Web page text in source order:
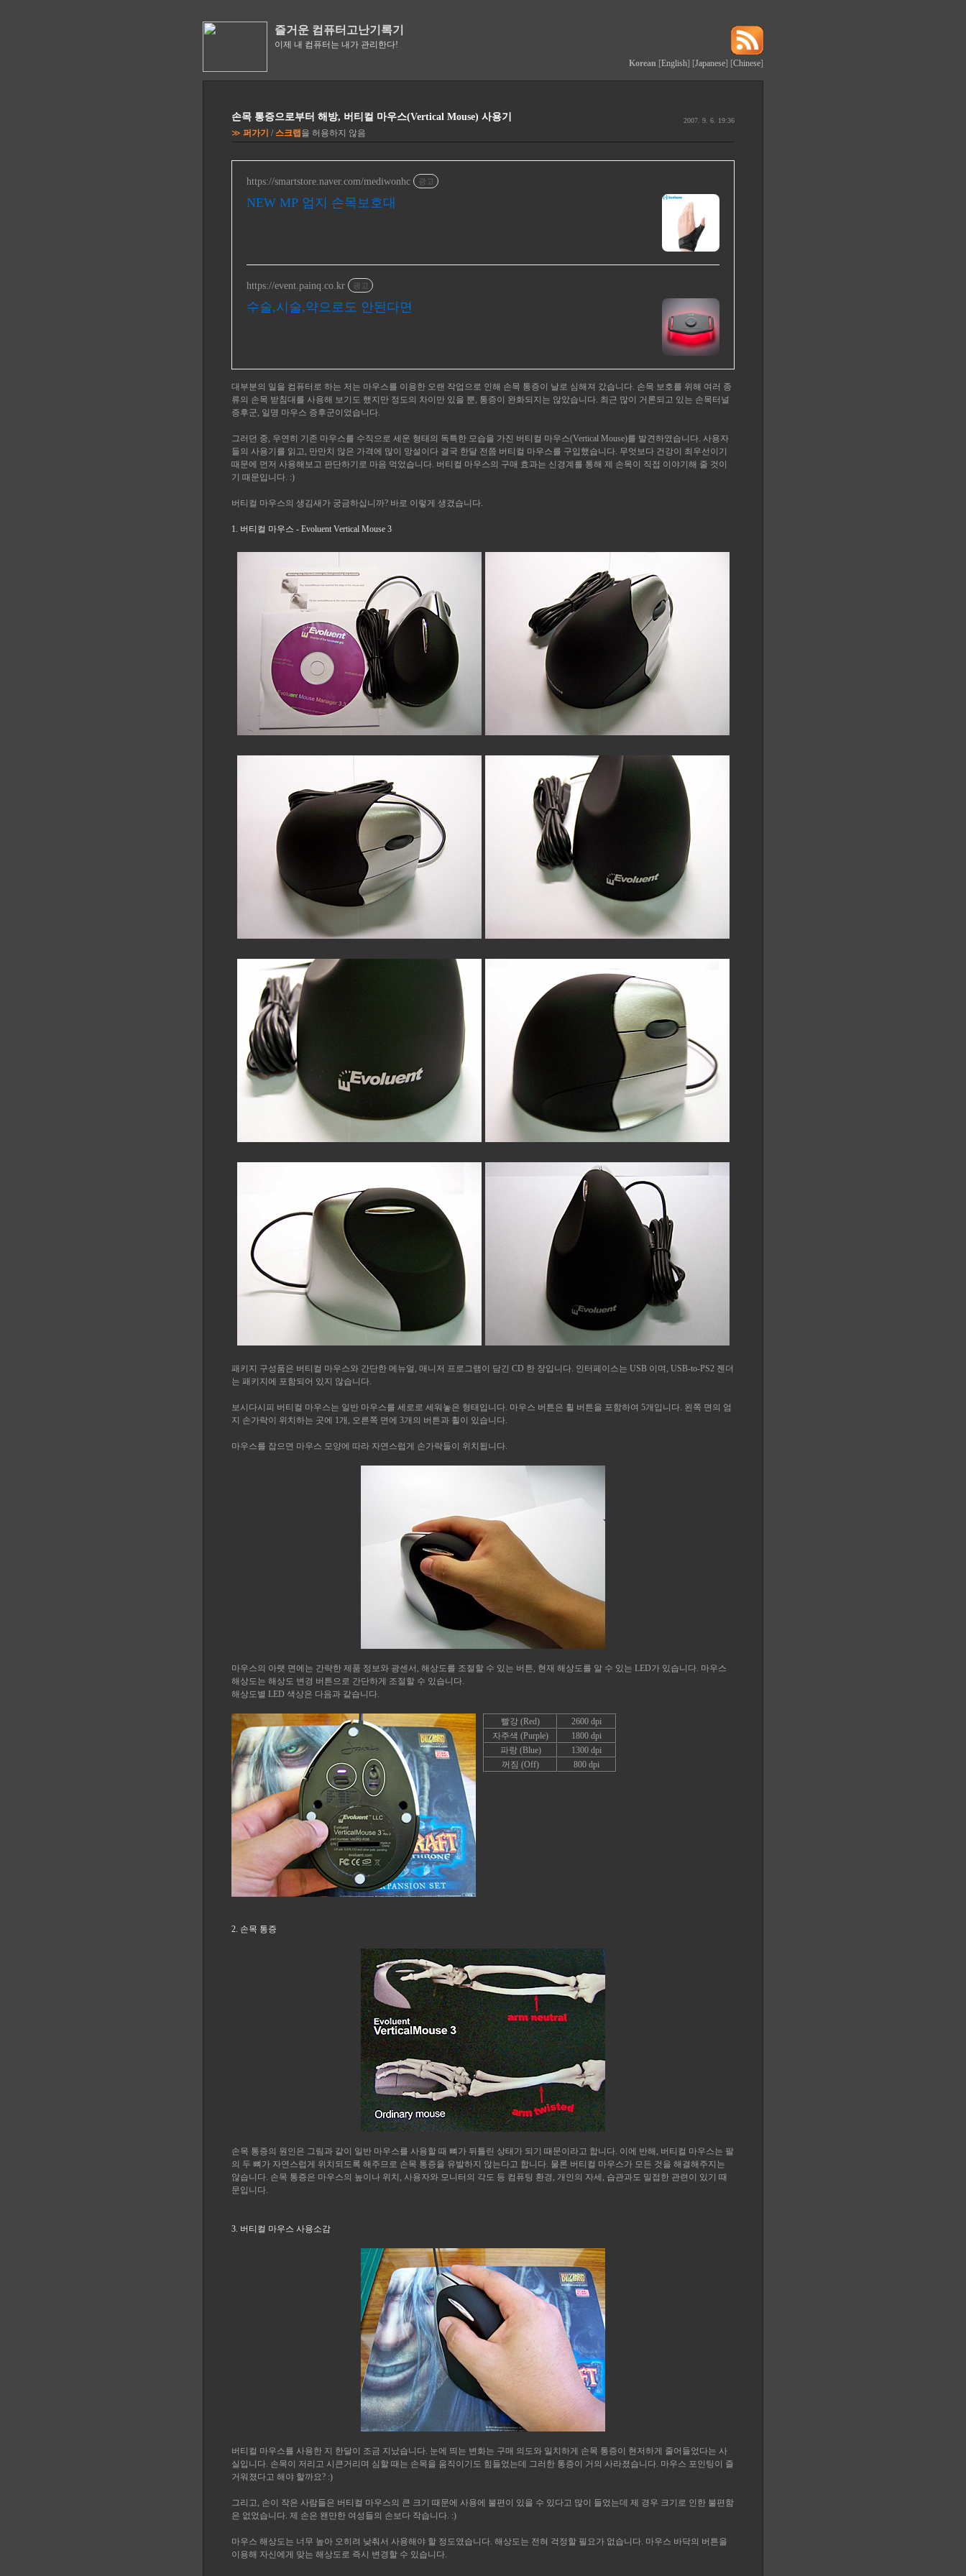
즐거운 컴퓨터고난기록기
이제 내 컴퓨터는 내가 관리한다!
Korean [English] [Japanese] [Chinese]
손목 통증으로부터 해방, 버티컬 마우스(Vertical Mouse) 사용기 2007. 9. 6. 19:36
≫ 퍼가기 / 스크랩 을 허용하지 않음
https://smartstore.naver.com/mediwonhc 광고
NEW MP 엄지 손목보호대
https://event.painq.co.kr 광고
수술,시술,약으로도 안된다면
대부분의 일을 컴퓨터로 하는 저는 마우스를 이용한 오랜 작업으로 인해 손목 통증이 날로 심해져 갔습니다. 손목 보호를 위해 여러 종
류의 손목 받침대를 사용해 보기도 했지만 정도의 차이만 있을 뿐, 통증이 완화되지는 않았습니다. 최근 많이 거론되고 있는 손목터널
증후군, 일명 마우스 증후군이었습니다.
그러던 중, 우연히 기존 마우스를 수직으로 세운 형태의 독특한 모습을 가진 버티컬 마우스(Vertical Mouse)를 발견하였습니다. 사용자
들의 사용기를 읽고, 만만치 않은 가격에 많이 망설이다 결국 한달 전쯤 버티컬 마우스를 구입했습니다. 무엇보다 건강이 최우선이기
때문에 먼저 사용해보고 판단하기로 마음 먹었습니다. 버티컬 마우스의 구매 효과는 신경계를 통해 제 손목이 직접 이야기해 줄 것이
기 때문입니다. :)
버티컬 마우스의 생김새가 궁금하십니까? 바로 이렇게 생겼습니다.
1. 버티컬 마우스 - Evoluent Vertical Mouse 3
패키지 구성품은 버티컬 마우스와 간단한 메뉴얼, 매니저 프로그램이 담긴 CD 한 장입니다. 인터페이스는 USB 이며, USB-to-PS2 젠더
는 패키지에 포함되어 있지 않습니다.
보시다시피 버티컬 마우스는 일반 마우스를 세로로 세워놓은 형태입니다. 마우스 버튼은 휠 버튼을 포함하여 5개입니다. 왼쪽 면의 엄
지 손가락이 위치하는 곳에 1개, 오른쪽 면에 3개의 버튼과 휠이 있습니다.
마우스를 잡으면 마우스 모양에 따라 자연스럽게 손가락들이 위치됩니다.
마우스의 아랫 면에는 간략한 제품 정보와 광센서, 해상도를 조절할 수 있는 버튼, 현재 해상도를 알 수 있는 LED가 있습니다. 마우스
해상도는 해상도 변경 버튼으로 간단하게 조절할 수 있습니다.
해상도별 LED 색상은 다음과 같습니다.
빨강 (Red)
2600 dpi
자주색 (Purple)
1800 dpi
파랑 (Blue)
1300 dpi
꺼짐 (Off)
800 dpi
2. 손목 통증
손목 통증의 원인은 그림과 같이 일반 마우스를 사용할 때 뼈가 뒤틀린 상태가 되기 때문이라고 합니다. 이에 반해, 버티컬 마우스는 팔
의 두 뼈가 자연스럽게 위치되도록 해주므로 손목 통증을 유발하지 않는다고 합니다. 물론 버티컬 마우스가 모든 것을 해결해주지는
않습니다. 손목 통증은 마우스의 높이나 위치, 사용자와 모니터의 각도 등 컴퓨팅 환경, 개인의 자세, 습관과도 밀접한 관련이 있기 때
문입니다.
3. 버티컬 마우스 사용소감
버티컬 마우스를 사용한 지 한달이 조금 지났습니다. 눈에 띄는 변화는 구매 의도와 일치하게 손목 통증이 현저하게 줄어들었다는 사
실입니다. 손목이 저리고 시큰거리며 심할 때는 손목을 움직이기도 힘들었는데 그러한 통증이 거의 사라졌습니다. 마우스 포인팅이 즐
거워졌다고 해야 할까요? :)
그리고, 손이 작은 사람들은 버티컬 마우스의 큰 크기 때문에 사용에 불편이 있을 수 있다고 많이 들었는데 제 경우 크기로 인한 불편함
은 없었습니다. 제 손은 왠만한 여성들의 손보다 작습니다. :)
마우스 해상도는 너무 높아 오히려 낮춰서 사용해야 할 정도였습니다. 해상도는 전혀 걱정할 필요가 없습니다. 마우스 바닥의 버튼을
이용해 자신에게 맞는 해상도로 즉시 변경할 수 있습니다.